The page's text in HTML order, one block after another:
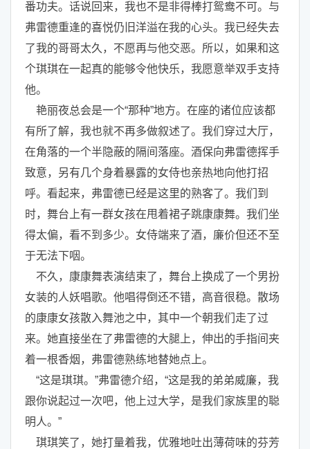
番功夫。话说回来，我也不是非得棒打鸳鸯不可。与
弗雷德重逢的喜悦仍旧洋溢在我的心头。我已经失去
了我的哥哥太久，不愿再与他交恶。所以，如果和这
个琪琪在一起真的能够令他快乐，我愿意举双手支持
他。
艳丽夜总会是一个“那种”地方。在座的诸位应该都
有所了解，我也就不再多做叙述了。我们穿过大厅，
在角落的一个半隐蔽的隔间落座。酒保向弗雷德挥手
致意，另有几个身着暴露的女侍也亲热地向他打招
呼。看起来，弗雷德已经是这里的熟客了。我们到
时，舞台上有一群女孩在甩着裙子跳康康舞。我们坐
得太偏，看不到多少。女侍端来了酒，廉价但还不至
于无法下咽。
不久，康康舞表演结束了，舞台上换成了一个男扮
女装的人妖唱歌。他唱得倒还不错，高音很稳。散场
的康康女孩散入舞池之中，其中一个朝我们走了过
来。她直接坐在了弗雷德的大腿上，伸出的手指间夹
着一根香烟，弗雷德熟练地替她点上。
“这是琪琪。”弗雷德介绍，“这是我的弟弟威廉，我
跟你说起过一次吧，他上过大学，是我们家族里的聪
明人。”
琪琪笑了，她打量着我，优雅地吐出薄荷味的芬芳